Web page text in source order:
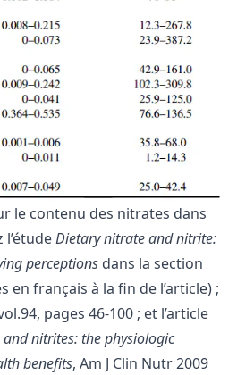
le contenu des nitrates dans
Dietary nitrate and nitrite:
perceptions dans la section
en français à la fin de l’article) ;
pages 46-100 ; et l’article
nitrites: the physiologic
benefits, Am J Clin Nutr 2009